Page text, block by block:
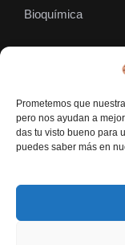
Prometemos que
pero nos ayudan a
das tu visto bueno para
puedes saber más en
Bioquímica